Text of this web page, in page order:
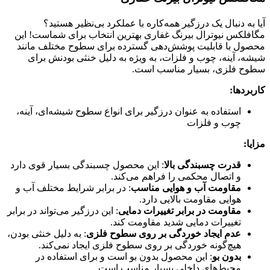
آیا به دنبال یک درزگیر همه‌کاره با عملکرد بی‌نظیر هستید؟
مگافلکس نیوترال بیرنگ غفاری بهترین انتخاب برای شماست! این
محصول با قابلیت پوشش‌دهی گسترده برای سطوح مختلف مانند
شیشه، آینه، چوب و فلزات، به ویژه به دلیل خنثی بودنش برای
سطوح فلزی، بسیار مناسب است.
کاربردها:
استفاده به عنوان درزگیر برای انواع سطوح شیشه‌ای، آینه،
چوب و فلزات
مزایا:
قدرت چسبندگی بالا: این محصول چسبندگی بسیار قوی دارد
و اتصال محکمی را فراهم می‌کند.
مقاومت آب و هوایی مناسب: در برابر شرایط مختلف آب و
هوایی مقاومت بالایی دارد.
مقاومت در برابر تغییرات دمایی: این درزگیر می‌تواند در برابر
تغییرات دمایی شدید مقاومت کند.
عدم ایجاد خوردگی بر روی سطوح فلزی: به دلیل خنثی بودن،
هیچ‌گونه خوردگی بر روی سطوح فلزی ایجاد نمی‌کند.
بدون بو: این محصول بدون بو است و برای استفاده در
محیط‌های داخلی بسیار مناسب است.